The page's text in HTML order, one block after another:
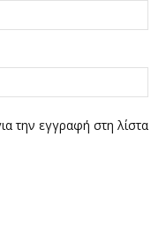
την εγγραφή στη λίστα